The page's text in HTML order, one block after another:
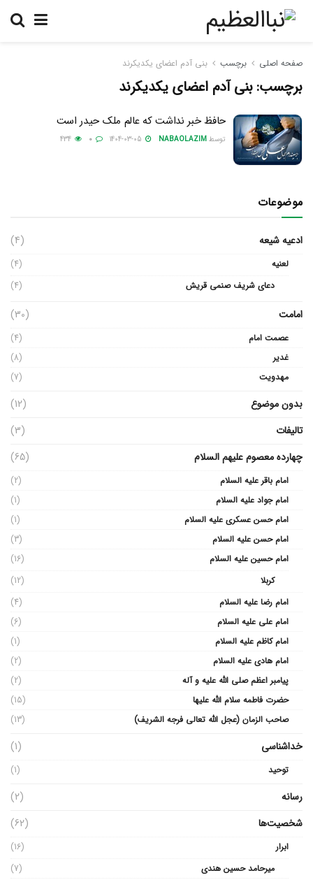
صفحه اصلی برچسب بنی آدم اعضای یکدیکرند
برچسب:بنی آدم اعضای یکدیکرند
حافظ خبر نداشت که عالم ملک حیدر است
توسط NABAOLAZIM
موضوعات
ادعیه شیعه (4)
لعنیه
(4)
دعای شریف صنمی قریش
(4)
امامت (30)
عصمت امام
(4)
غدیر
(8)
مهدویت
(7)
بدون موضوع
(12)
تالیفات
(3)
چهارده معصوم علیهم السلام
(65)
امام باقر علیه السلام
(2)
امام جواد علیه السلام
(1)
امام حسن عسکری علیه السلام
(1)
امام حسن علیه السلام
(3)
امام حسین علیه السلام
(16)
کربلا
(12)
امام رضا علیه السلام
(4)
امام علی علیه السلام
(6)
امام کاظم علیه السلام
(1)
امام هادی علیه السلام
(2)
پیامبر اعظم صلی الله علیه و آله
(2)
حضرت فاطمه سلام الله علیها
(15)
صاحب الزمان (عجل الله تعالی فرجه الشریف)
(13)
خداشناسی (1)
توحید (1)
رسانه
(2)
شخصیت‌ها
(62)
ابرار
(16)
میرحامد حسین هندی
(7)